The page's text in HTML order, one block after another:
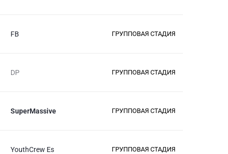
FB ГРУППОВАЯ СТАДИЯ
DP ГРУППОВАЯ СТАДИЯ
SuperMassive ГРУППОВАЯ СТАДИЯ
YouthCrew Es ГРУППОВАЯ СТАДИЯ